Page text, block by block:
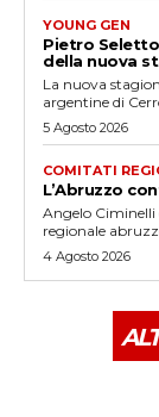
YOUNG GEN
Pietro
della nuova
La nuova
argentine di
5 Agosto 2026
COMITATI
L’Abruzzo
Angelo
regionale
4 Agosto 2026